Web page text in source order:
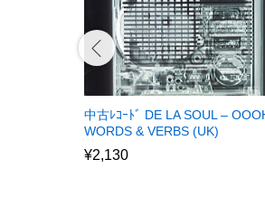
中古ﾚｺｰﾄﾞ DE LA SOUL –
WORDS & VERBS (UK)
¥2,130